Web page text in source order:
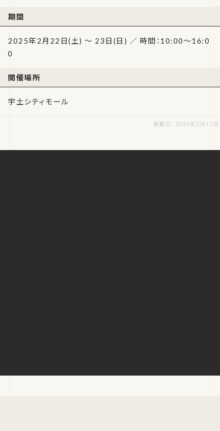
期間
2025年2月22日(土) ～ 23日(日) ／ 時間：10:00～16:0
0
開催場所
宇土シティモール
掲載日：2025年2月17日